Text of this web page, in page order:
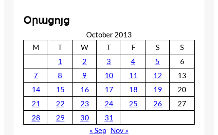
Օրացոյց
October 2013
M
T W T F S
S
1
2 3 4 5
6
7
8 9 10 11 12
13
14
15 16 17 18 19
20
21
22 23 24 25 26
27
28
29 30
31
« Sep Nov »